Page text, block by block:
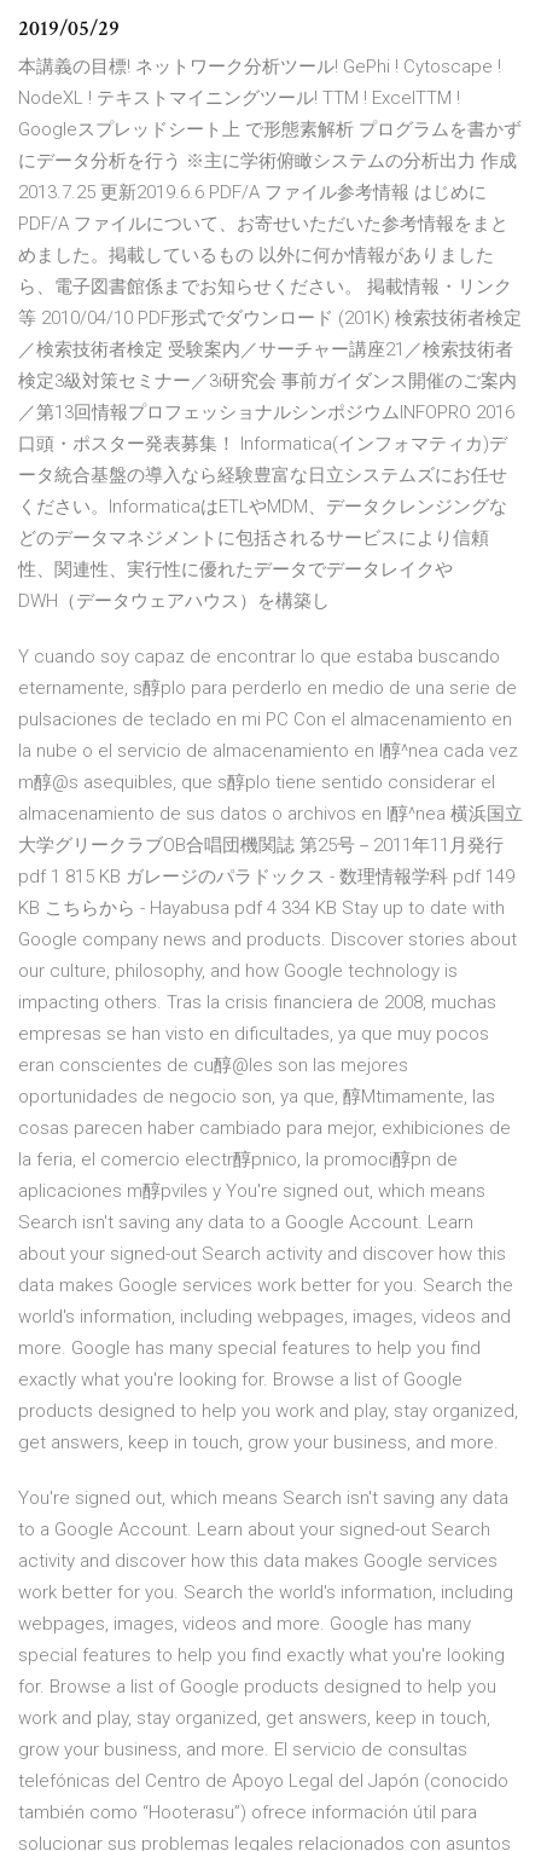
2019/05/29
本講義の目標! ネットワーク分析ツール! GePhi ! Cytoscape !
NodeXL ! テキストマイニングツール! TTM ! ExcelTTM !
Googleスプレッドシート上 で形態素解析 プログラムを書かず
にデータ分析を行う ※主に学術俯瞰システムの分析出力 作成
2013.7.25 更新2019.6.6 PDF/A ファイル参考情報 はじめに
PDF/A ファイルについて、お寄せいただいた参考情報をまと
めました。掲載しているもの 以外に何か情報がありました
ら、電子図書館係までお知らせください。 掲載情報・リンク
等 2010/04/10 PDF形式でダウンロード (201K) 検索技術者検定
／検索技術者検定 受験案内／サーチャー講座21／検索技術者
検定3級対策セミナー／3i研究会 事前ガイダンス開催のご案内
／第13回情報プロフェッショナルシンポジウムINFOPRO 2016
口頭・ポスター発表募集！ Informatica(インフォマティカ)デ
ータ統合基盤の導入なら経験豊富な日立システムズにお任せ
ください。InformaticaはETLやMDM、データクレンジングな
どのデータマネジメントに包括されるサービスにより信頼
性、関連性、実行性に優れたデータでデータレイクや
DWH（データウェアハウス）を構築し
Y cuando soy capaz de encontrar lo que estaba buscando
eternamente, s醇plo para perderlo en medio de una serie de
pulsaciones de teclado en mi PC Con el almacenamiento en
la nube o el servicio de almacenamiento en l醇^nea cada vez
m醇@s asequibles, que s醇plo tiene sentido considerar el
almacenamiento de sus datos o archivos en l醇^nea 横浜国立
大学グリークラブOB合唱団機関誌 第25号－2011年11月発行
pdf 1 815 KB ガレージのパラドックス - 数理情報学科 pdf 149
KB こちらから - Hayabusa pdf 4 334 KB Stay up to date with
Google company news and products. Discover stories about
our culture, philosophy, and how Google technology is
impacting others. Tras la crisis financiera de 2008, muchas
empresas se han visto en dificultades, ya que muy pocos
eran conscientes de cu醇@les son las mejores
oportunidades de negocio son, ya que, 醇Mtimamente, las
cosas parecen haber cambiado para mejor, exhibiciones de
la feria, el comercio electr醇pnico, la promoci醇pn de
aplicaciones m醇pviles y You're signed out, which means
Search isn't saving any data to a Google Account. Learn
about your signed-out Search activity and discover how this
data makes Google services work better for you. Search the
world's information, including webpages, images, videos and
more. Google has many special features to help you find
exactly what you're looking for. Browse a list of Google
products designed to help you work and play, stay organized,
get answers, keep in touch, grow your business, and more.
You're signed out, which means Search isn't saving any data
to a Google Account. Learn about your signed-out Search
activity and discover how this data makes Google services
work better for you. Search the world's information, including
webpages, images, videos and more. Google has many
special features to help you find exactly what you're looking
for. Browse a list of Google products designed to help you
work and play, stay organized, get answers, keep in touch,
grow your business, and more. El servicio de consultas
telefónicas del Centro de Apoyo Legal del Japón (conocido
también como “Hooterasu”) ofrece información útil para
solucionar sus problemas legales relacionados con asuntos